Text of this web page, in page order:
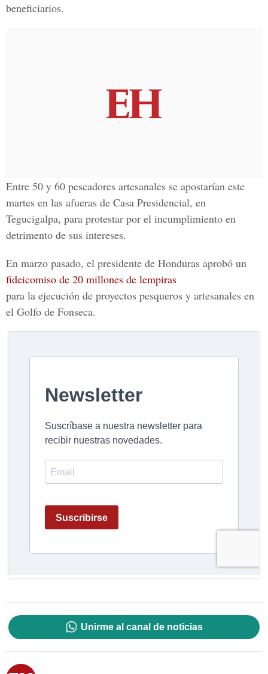
beneficiarios.
Entre 50 y 60 pescadores artesanales se apostarían este
martes en las afueras de Casa Presidencial, en
Tegucigalpa, para protestar por el incumplimiento en
detrimento de sus intereses.
En marzo pasado, el presidente de Honduras aprobó un
fideicomiso de 20 millones de lempiras
para la ejecución de proyectos pesqueros y artesanales en
el Golfo de Fonseca.
Unirme al canal de noticias